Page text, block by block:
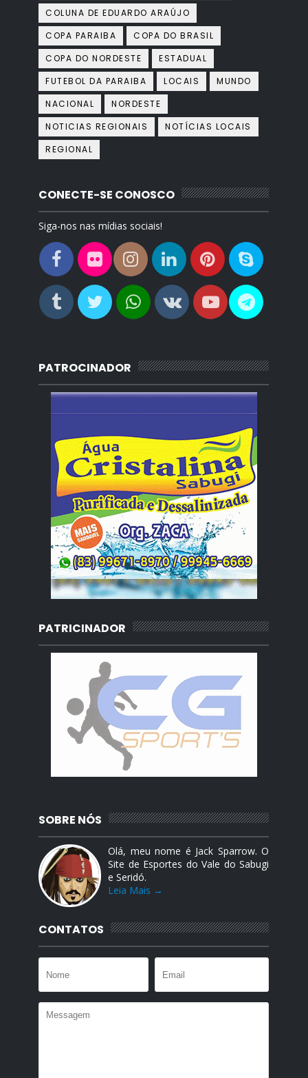
COLUNA DE EDUARDO ARAÚJO
COPA PARAIBA
COPA DO BRASIL
COPA DO NORDESTE
ESTADUAL
FUTEBOL DA PARAIBA
LOCAIS
MUNDO
NACIONAL
NORDESTE
NOTICIAS REGIONAIS
NOTÍCIAS LOCAIS
REGIONAL
CONECTE-SE CONOSCO
Siga-nos nas mídias sociais!
PATROCINADOR
PATRICINADOR
SOBRE NÓS
Olá, meu nome é Jack Sparrow. O
Site de Esportes do Vale do Sabugi
e Seridó.
Leia Mais →
CONTATOS